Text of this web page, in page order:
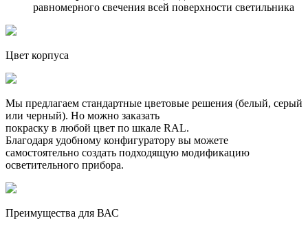
равномерного свечения всей поверхности светильника
Цвет корпуса
Мы предлагаем стандартные цветовые решения (белый, серый
или черный). Но можно заказать
покраску в любой цвет по шкале RAL.
Благодаря удобному конфигуратору вы можете
самостоятельно создать подходящую модификацию
осветительного прибора.
Преимущества для ВАС